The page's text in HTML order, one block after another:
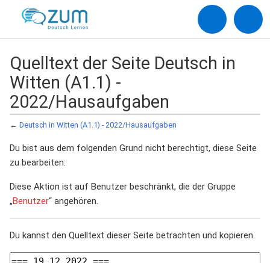
Quelltext der Seite Deutsch in
Witten (A1.1) -
2022/Hausaufgaben
← Deutsch in Witten (A1.1) - 2022/Hausaufgaben
Du bist aus dem folgenden Grund nicht berechtigt, diese Seite
zu bearbeiten:
Diese Aktion ist auf Benutzer beschränkt, die der Gruppe
„Benutzer“ angehören.
Du kannst den Quelltext dieser Seite betrachten und kopieren.